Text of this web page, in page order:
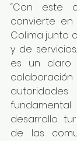
“Con este
convierte
Colima junto
y de
es un claro
desarrollo
de las